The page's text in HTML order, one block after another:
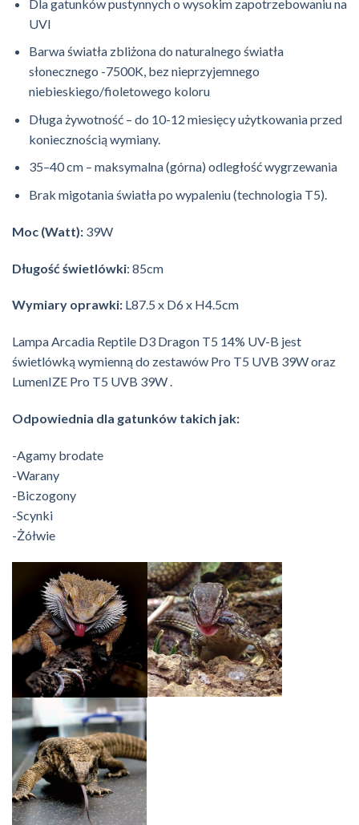
Dla gatunków pustynnych o wysokim zapotrzebowaniu na
UVI
Barwa światła zbliżona do naturalnego światła
słonecznego -7500K, bez nieprzyjemnego
niebieskiego/fioletowego koloru
Długa żywotność – do 10-12 miesięcy użytkowania przed
koniecznością wymiany.
35–40 cm – maksymalna (górna) odległość wygrzewania
Brak migotania światła po wypaleniu (technologia T5).
Moc (Watt): 39W
Długość świetlówki: 85cm
Wymiary oprawki: L87.5 x D6 x H4.5cm
Lampa Arcadia Reptile D3 Dragon T5 14% UV-B jest
świetlówką wymienną do zestawów Pro T5 UVB 39W oraz
LumenIZE Pro T5 UVB 39W .
Odpowiednia dla gatunków takich jak:
-Agamy brodate
-Warany
-Biczogony
-Scynki
-Żółwie